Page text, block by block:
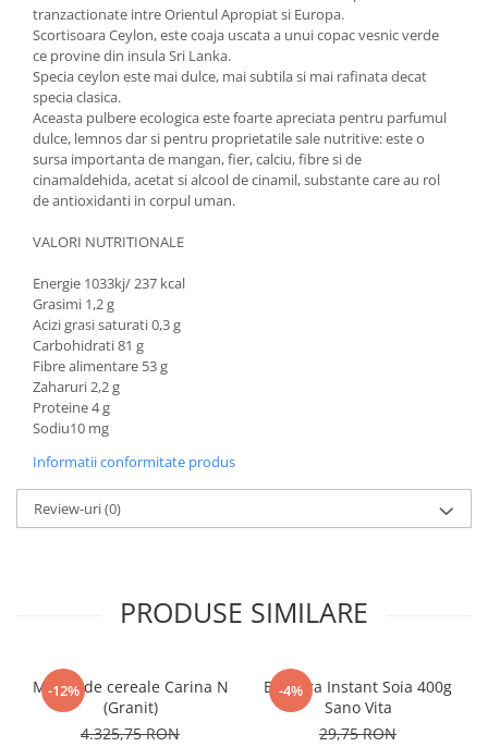
tranzactionate intre Orientul Apropiat si Europa.
Scortisoara Ceylon, este coaja uscata a unui copac vesnic verde
ce provine din insula Sri Lanka.
Specia ceylon este mai dulce, mai subtila si mai rafinata decat
specia clasica.
Aceasta pulbere ecologica este foarte apreciata pentru parfumul
dulce, lemnos dar si pentru proprietatile sale nutritive: este o
sursa importanta de mangan, fier, calciu, fibre si de
cinamaldehida, acetat si alcool de cinamil, substante care au rol
de antioxidanti in corpul uman.
VALORI NUTRITIONALE
Energie 1033kj/ 237 kcal
Grasimi 1,2 g
Acizi grasi saturati 0,3 g
Carbohidrati 81 g
Fibre alimentare 53 g
Zaharuri 2,2 g
Proteine 4 g
Sodiu10 mg
Informatii conformitate produs
Review-uri(0)
PRODUSE SIMILARE
-12%
Moara de cereale Carina N
(Granit)
4.325,75 RON
-4%
Bautura Instant Soia 400g
Sano Vita
29,75 RON